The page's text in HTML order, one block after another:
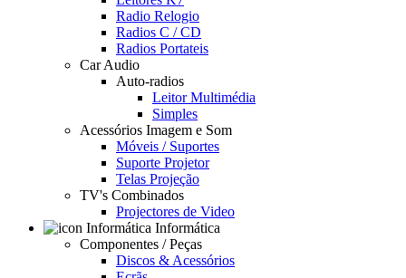
Radio Relogio
Radios C / CD
Radios Portateis
Car Audio
Auto-radios
Leitor Multimédia
Simples
Acessórios Imagem e Som
Móveis / Suportes
Suporte Projetor
Telas Projeção
TV's Combinados
Projectores de Video
Informática
Componentes / Peças
Discos & Acessórios